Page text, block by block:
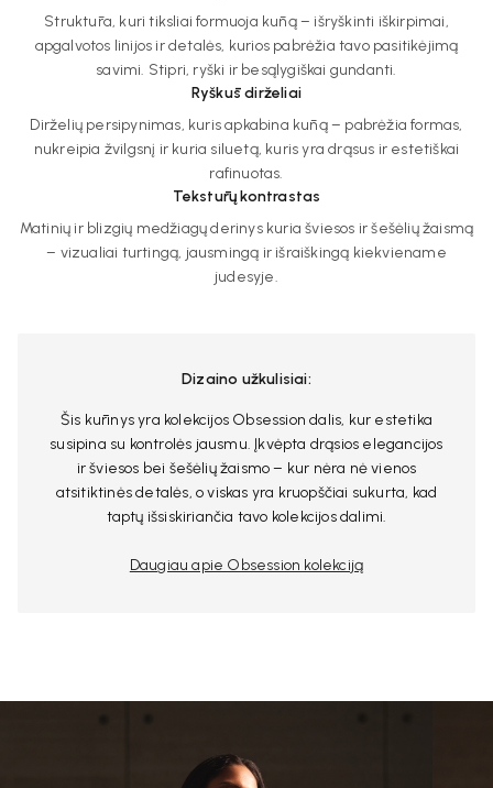
Struktūra, kuri tiksliai formuoja kūną – išryškinti iškirpimai,
apgalvotos linijos ir detalės, kurios pabrėžia tavo pasitikėjimą
savimi. Stipri, ryški ir besąlygiškai gundanti.
Ryškūs dirželiai
Dirželių persipynimas, kuris apkabina kūną – pabrėžia formas,
nukreipia žvilgsnį ir kuria siluetą, kuris yra drąsus ir estetiškai
rafinuotas.
Tekstūrų kontrastas
Matinių ir blizgių medžiagų derinys kuria šviesos ir šešėlių žaismą
– vizualiai turtingą, jausmingą ir išraiškingą kiekviename
judesyje.
Dizaino užkulisiai:
Šis kūrinys yra kolekcijos Obsession dalis, kur estetika
susipina su kontrolės jausmu. Įkvėpta drąsios elegancijos
ir šviesos bei šešėlių žaismo – kur nėra nė vienos
atsitiktinės detalės, o viskas yra kruopščiai sukurta, kad
taptų išsiskiriančia tavo kolekcijos dalimi.
Daugiau apie Obsession kolekciją